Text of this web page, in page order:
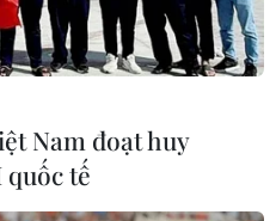
Nam đoạt huy
tế